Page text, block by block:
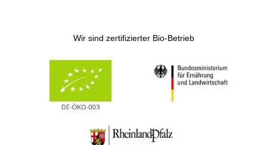
Wir sind zertifizierter Bio-Betrieb